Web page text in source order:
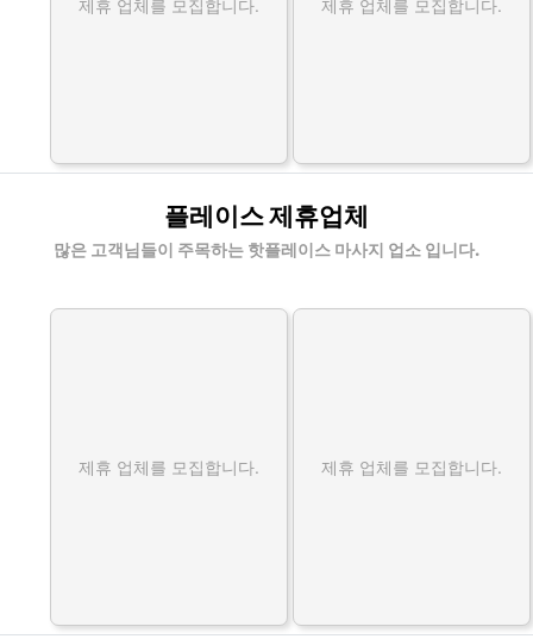
제휴 업체를 모집합니다. 제휴 업체를 모집합니다.
플레이스 제휴업체
많은 고객님들이 주목하는 핫플레이스 마사지 업소 입니다.
제휴 업체를 모집합니다. 제휴 업체를 모집합니다.